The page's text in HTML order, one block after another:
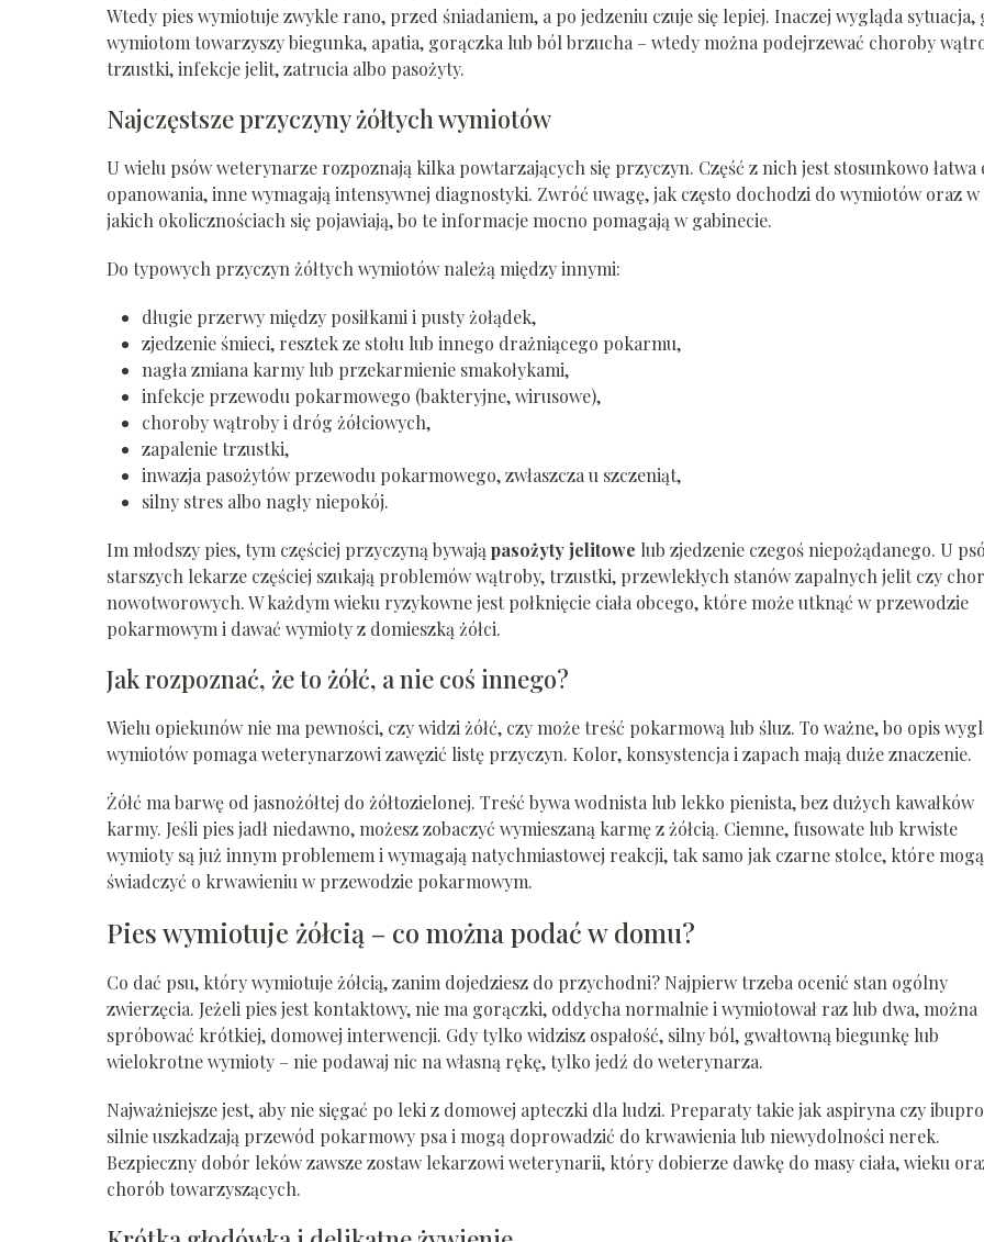
Wtedy pies wymiotuje zwykle rano, przed śniadaniem, a po jedzeniu czuje się lepiej. Inaczej wygląda sytuacja,
wymiotom towarzyszy biegunka, apatia, gorączka lub ból brzucha – wtedy można podejrzewać choroby
trzustki, infekcje jelit, zatrucia albo pasożyty.
Najczęstsze przyczyny żółtych wymiotów
U wielu psów weterynarze rozpoznają kilka powtarzających się przyczyn. Część z nich jest stosunkowo łatwa
opanowania, inne wymagają intensywnej diagnostyki. Zwróć uwagę, jak często dochodzi do wymiotów oraz w
jakich okolicznościach się pojawiają, bo te informacje mocno pomagają w gabinecie.
Do typowych przyczyn żółtych wymiotów należą między innymi:
długie przerwy między posiłkami i pusty żołądek,
zjedzenie śmieci, resztek ze stołu lub innego drażniącego pokarmu,
nagła zmiana karmy lub przekarmienie smakołykami,
infekcje przewodu pokarmowego (bakteryjne, wirusowe),
choroby wątroby i dróg żółciowych,
zapalenie trzustki,
inwazja pasożytów przewodu pokarmowego, zwłaszcza u szczeniąt,
silny stres albo nagły niepokój.
Im młodszy pies, tym częściej przyczyną bywają pasożyty jelitowe lub zjedzenie czegoś niepożądanego. U
starszych lekarze częściej szukają problemów wątroby, trzustki, przewlekłych stanów zapalnych jelit czy
nowotworowych. W każdym wieku ryzykowne jest połknięcie ciała obcego, które może utknąć w przewodzie
pokarmowym i dawać wymioty z domieszką żółci.
Jak rozpoznać, że to żółć, a nie coś innego?
Wielu opiekunów nie ma pewności, czy widzi żółć, czy może treść pokarmową lub śluz. To ważne, bo opis
wymiotów pomaga weterynarzowi zawęzić listę przyczyn. Kolor, konsystencja i zapach mają duże znaczenie.
Żółć ma barwę od jasnożółtej do żółtozielonej. Treść bywa wodnista lub lekko pienista, bez dużych kawałków
karmy. Jeśli pies jadł niedawno, możesz zobaczyć wymieszaną karmę z żółcią. Ciemne, fusowate lub krwiste
wymioty są już innym problemem i wymagają natychmiastowej reakcji, tak samo jak czarne stolce, które mogą
świadczyć o krwawieniu w przewodzie pokarmowym.
Pies wymiotuje żółcią – co można podać w domu?
Co dać psu, który wymiotuje żółcią, zanim dojedziesz do przychodni? Najpierw trzeba ocenić stan ogólny
zwierzęcia. Jeżeli pies jest kontaktowy, nie ma gorączki, oddycha normalnie i wymiotował raz lub dwa, można
spróbować krótkiej, domowej interwencji. Gdy tylko widzisz ospałość, silny ból, gwałtowną biegunkę lub
wielokrotne wymioty – nie podawaj nic na własną rękę, tylko jedź do weterynarza.
Najważniejsze jest, aby nie sięgać po leki z domowej apteczki dla ludzi. Preparaty takie jak aspiryna czy
silnie uszkadzają przewód pokarmowy psa i mogą doprowadzić do krwawienia lub niewydolności nerek.
Bezpieczny dobór leków zawsze zostaw lekarzowi weterynarii, który dobierze dawkę do masy ciała, wieku
chorób towarzyszących.